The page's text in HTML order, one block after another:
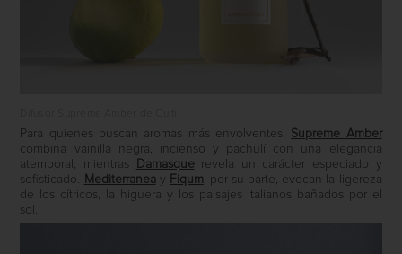
Para quienes buscan aromas más envolventes, Supreme Amber
combina vainilla negra, incienso y pachulí con una elegancia
atemporal, mientras
Damasquerevela un carácter especiado y
sofisticado.
Mediterraneay Fiqum , por su parte, evocan la ligereza
de los cítricos, la higuera y los paisajes italianos bañados por el
sol.